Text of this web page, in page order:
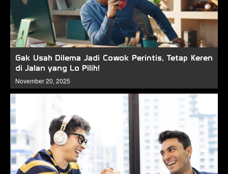
Gak Usah Dilema Jadi Cowok Perintis, Tetap Keren
di Jalan yang Lo Pilih!
November 20, 2025